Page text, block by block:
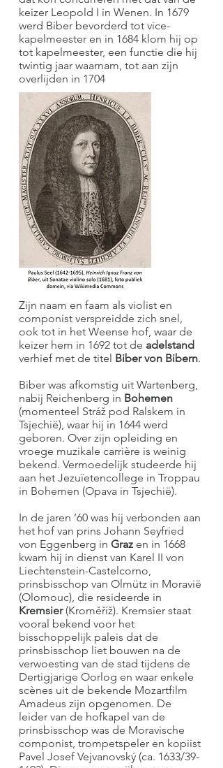
keizer Leopold I in Wenen. In 1679
werd Biber bevorderd tot vice-
kapelmeester en in 1684 klom hij op
tot kapelmeester, een functie die hij
twintig jaar waarnam, tot aan zijn
overlijden in 1704
Zijn naam en faam als violist en
componist verspreidde zich snel,
ook tot in het Weense hof, waar de
keizer hem in 1692 tot de adelstand
verhief met de titel Biber von Bibern.
Biber was afkomstig uit Wartenberg,
nabij Reichenberg in Bohemen
(momenteel Stráž pod Ralskem in
Tsjechië), waar hij in 1644 werd
geboren. Over zijn opleiding en
vroege muzikale carrière is weinig
bekend. Vermoedelijk studeerde hij
aan het Jezuïetencollege in Troppau
in Bohemen (Opava in Tsjechië).
In de jaren ’60 was hij verbonden aan
het hof van prins Johann Seyfried
von Eggenberg in Graz en in 1668
kwam hij in dienst van Karel II von
Liechtenstein-Castelcorno,
prinsbisschop van Olmütz in Moravië
(Olomouc), die resideerde in
Kremsier (Kroměříž). Kremsier staat
vooral bekend voor het
bisschoppelijk paleis dat de
prinsbisschop liet bouwen na de
verwoesting van de stad tijdens de
Dertigjarige Oorlog en waar enkele
scènes uit de bekende Mozartfilm
Amadeus zijn opgenomen. De
leider van de hofkapel van de
prinsbisschop was de Moravische
componist, trompetspeler en kopiist
Pavel Josef Vejvanovský (ca. 1633/39-